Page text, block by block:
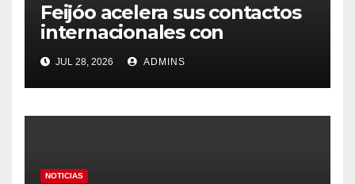
Feijóo acelera sus contactos
internacionales con
Latinoamérica como socio
prioritario en su agenda de
gobierno
JUL 28, 2026 ADMINS
NOTICIAS